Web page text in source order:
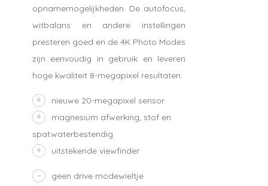
opnamemogelijkheden. De autofocus,
witbalans en andere instellingen
presteren goed en de 4K Photo Modes
zijn eenvoudig in gebruik en leveren
hoge kwaliteit 8-megapixel resultaten.
nieuwe 20-megapixel sensor
magnesium afwerking, stof en
spatwaterbestendig
uitstekende viewfinder
geen drive modewieltje